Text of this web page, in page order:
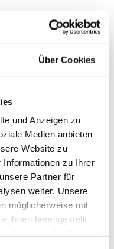
Über Cookies
und Anzeigen zu
Medien anbieten
Website zu
Informationen zu Ihrer
Partner für
weiter. Unsere
möglicherweise mit
ihnen bereitgestellt
in Balve